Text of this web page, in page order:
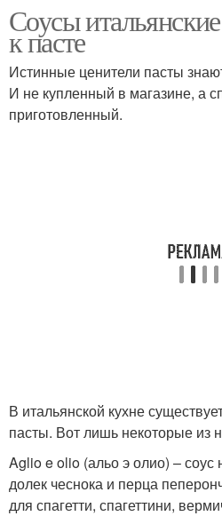
Томатный соус
Соус к спагетти
Соусы
к пасте
Истинные ценители пасты
И не купленный в магазине, а
приготовленный.
В итальянской кухне
пасты. Вот лишь некоторые из
Aglio e olio (альо э олио) –
долек чеснока и перца
для спагетти, спагеттини,